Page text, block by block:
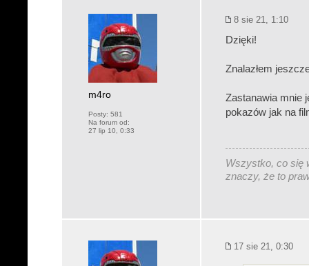
m4ro
Posty: 581
Na forum od:
27 lip 10, 0:33
8 sie 21, 1:10
Dzięki!
Znalazłem
Zastanawia mnie
pokazów jak na
Wszystko, co się
znaczy, że to
17 sie 21, 0:30